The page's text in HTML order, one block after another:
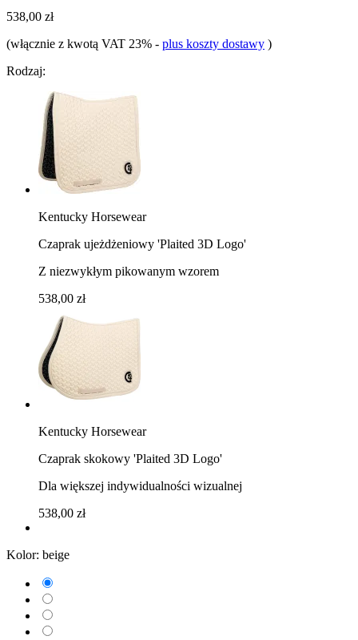
538,00 zł
(włącznie z kwotą VAT 23% - plus koszty dostawy )
Rodzaj:
Kentucky Horsewear
Czaprak ujeżdżeniowy 'Plaited 3D Logo'
Z niezwykłym pikowanym wzorem
538,00 zł
Kentucky Horsewear
Czaprak skokowy 'Plaited 3D Logo'
Dla większej indywidualności wizualnej
538,00 zł
Kolor: beige